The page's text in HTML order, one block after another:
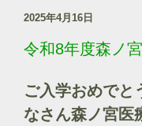
2025年4月16日
令和8年度森ノ
ご入学おめでと
なさん森ノ宮医